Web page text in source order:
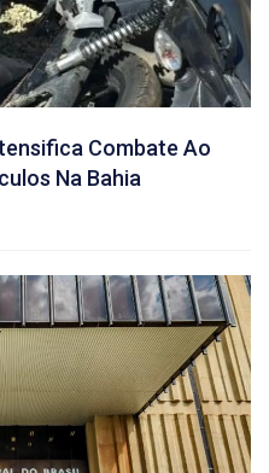
Combate Ao
Na Bahia